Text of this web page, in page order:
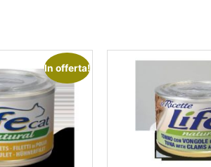
In offerta!